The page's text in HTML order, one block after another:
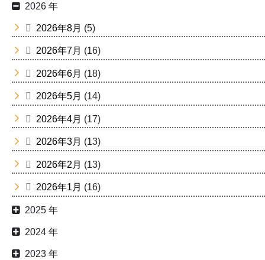
2026 年
2026年8月 (5)
2026年7月 (16)
2026年6月 (18)
2026年5月 (14)
2026年4月 (17)
2026年3月 (13)
2026年2月 (13)
2026年1月 (16)
2025 年
2024 年
2023 年